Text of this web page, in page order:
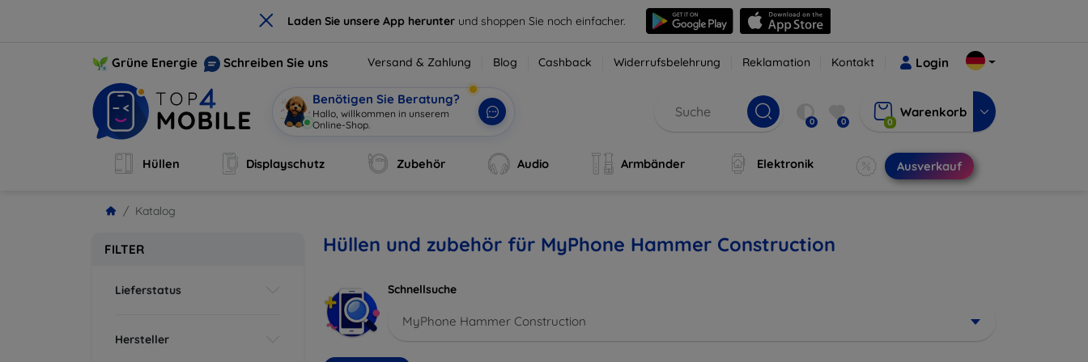
× Laden Sie unsere App herunter und shoppen Sie noch einfacher.
Grüne Energie Schreiben Sie uns Versand & Zahlung Blog Cashback Widerrufsbelehrung Reklamation Kontakt Login
Benötigen Sie Beratung?
Hallo, willkommen in unserem
Online-Shop.
0 0 0
Warenkorb
Hüllen Displayschutz Zubehör Audio Armbänder Elektronik Ausverkauf
Katalog
FILTER
Lieferstatus
Hersteller
Hüllen und zubehör für MyPhone Hammer Construction
Schnellsuche
MyPhone Hammer Construction